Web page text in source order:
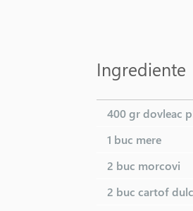
Ingrediente
400 grdovleac
1 buc mere
2 buc morcovi
2 buc cartof